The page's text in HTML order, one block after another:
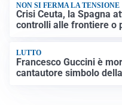
NON SI FERMA LA TENSIONE
Crisi Ceuta, la Spagna
controlli alle frontiere o
LUTTO
Francesco Guccini è
cantautore simbolo